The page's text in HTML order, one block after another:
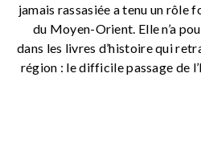
jamais rassasiée a tenu un rôle
du Moyen-Orient. Elle n’a
dans les livres d’histoire qui
région : le difficile passage de